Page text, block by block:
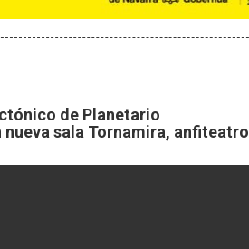
de Planetario
sala Tornamira, anfiteatro